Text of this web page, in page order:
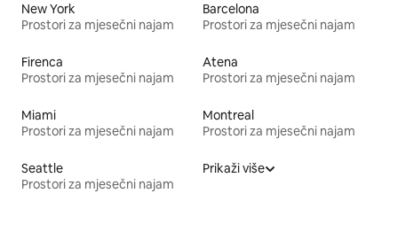
New York
Prostori za mjesečni najam
Barcelona
Prostori za mjesečni najam
Firenca
Prostori za mjesečni najam
Atena
Prostori za mjesečni najam
Miami
Prostori za mjesečni najam
Montreal
Prostori za mjesečni najam
Seattle
Prostori za mjesečni najam
Prikaži više